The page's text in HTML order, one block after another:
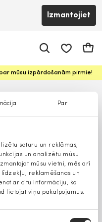
Par
saturu un reklāmas,
un analizētu mūsu
mūsu vietni, mēs arī
līdzekļu, reklamēšanas un
ar citu informāciju, ko
lietojat viņu pakalpojumus.
Izmantojiet
mūsu izpārdošanām pirmie!